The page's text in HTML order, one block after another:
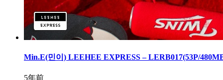
Min.E(민이) LEEHEE EXPRESS – LERB017(53P/
5年前